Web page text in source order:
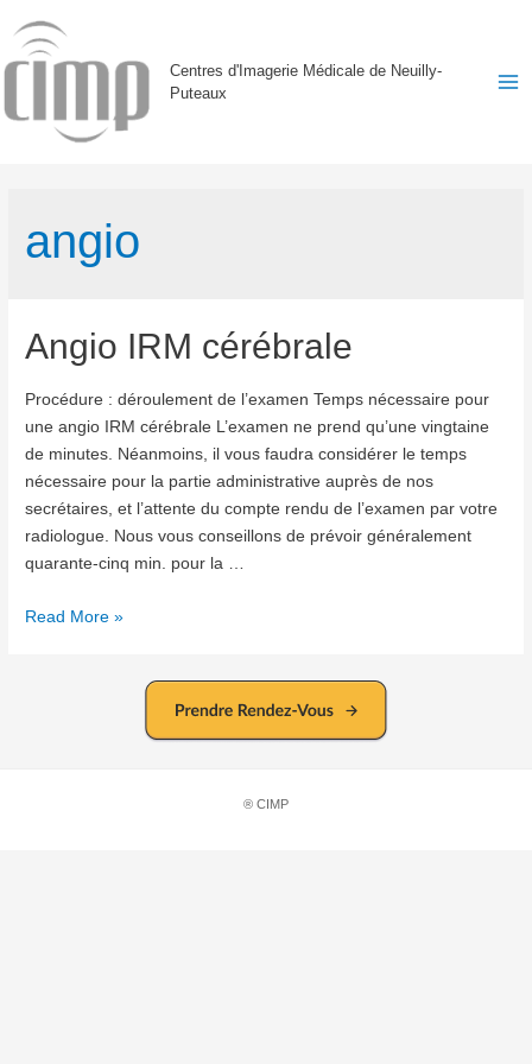
Centres d'Imagerie Médicale de Neuilly-
Puteaux
angio
Angio IRM cérébrale
Procédure : déroulement de l’examen Temps nécessaire pour
une angio IRM cérébrale L’examen ne prend qu’une vingtaine
de minutes. Néanmoins, il vous faudra considérer le temps
nécessaire pour la partie administrative auprès de nos
secrétaires, et l’attente du compte rendu de l’examen par votre
radiologue. Nous vous conseillons de prévoir généralement
quarante-cinq min. pour la …
Angio
Read More »
® CIMP